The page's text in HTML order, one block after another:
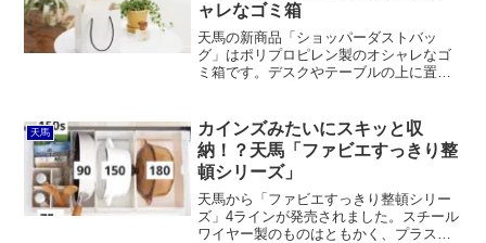
ャレなゴミ箱
天馬の新商品「ショッパーダストバッ
グ」はポリプロピレン製のオシャレなゴ
ミ箱です。デスクやテーブルの上に置い
感じに見えます。普通に収納ボックスと
して使っても良いでしょう。
天馬
カインズみたいにスキッと収
納！？天馬「ファビエすっきり整
頓シリーズ」
天馬から「ファビエすっきり整頓シリー
ズ」4ラインが発売されました。スチール
ワイヤー製のものはともかく、プラスチ